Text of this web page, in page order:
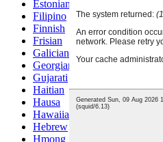
Estonian
Filipino
Finnish
Frisian
Galician
Georgian
Gujarati
Haitian
Hausa
Hawaiian
Hebrew
Hmong